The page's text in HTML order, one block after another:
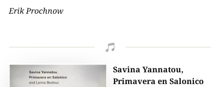
Erik Prochnow

Savina Yannatou,
Primavera en Salonico